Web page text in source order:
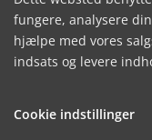
Forrige artikel
fungere, analysere
hjælpe med vores
indsats og levere
Cookie indstillinger